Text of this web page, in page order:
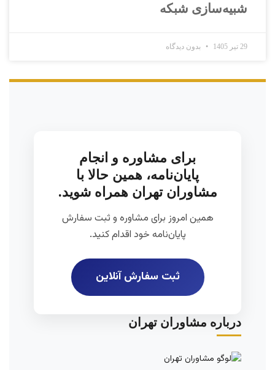
شبیه‌سازی شبکه
29 تیر 1405 بدون دیدگاه
برای مشاوره و انجام
پایان‌نامه، همین حالا با
مشاوران تهران همراه شوید.
همین امروز برای مشاوره و ثبت سفارش
پایان‌نامه خود اقدام کنید.
ثبت سفارش آنلاین
درباره مشاوران تهران